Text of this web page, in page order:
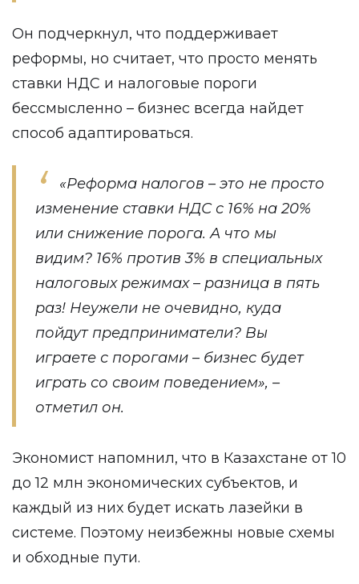
Он подчеркнул, что поддерживает
реформы, но считает, что просто менять
ставки НДС и налоговые пороги
бессмысленно – бизнес всегда найдет
способ адаптироваться.
«Реформа налогов – это не просто
изменение ставки НДС с 16% на 20%
или снижение порога. А что мы
видим? 16% против 3% в специальных
налоговых режимах – разница в пять
раз! Неужели не очевидно, куда
пойдут предприниматели? Вы
играете с порогами – бизнес будет
играть со своим поведением», –
отметил он.
Экономист напомнил, что в Казахстане от 10
до 12 млн экономических субъектов, и
каждый из них будет искать лазейки в
системе. Поэтому неизбежны новые схемы
и обходные пути.